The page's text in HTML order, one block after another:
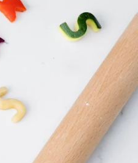
avec